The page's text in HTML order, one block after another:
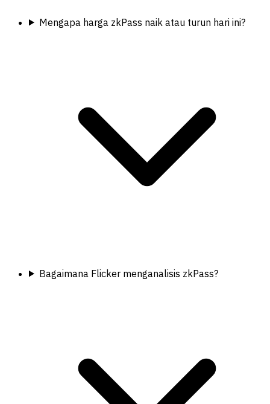
Mengapa harga zkPass naik atau turun hari ini?
Bagaimana Flicker menganalisis zkPass?